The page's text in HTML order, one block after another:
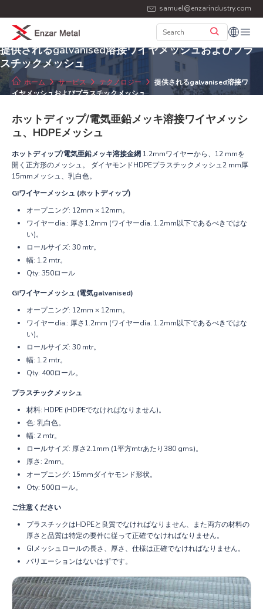
samuel@enzarindustry.com
提供されるgalvanised溶接ワイヤメッシュおよびプラ
スチックメッシュ
ホーム サービス テクノロジー
提供されるgalvanised溶接ワ
イヤメッシュおよびプラスチックメッシュ
ホットディップ/電気亜鉛メッキ溶接ワイヤメッシ
ュ、HDPEメッシュ
ホットディップ/電気亜鉛メッキ溶接金網 1.2mmワイヤーから、12 mmを
開く正方形のメッシュ。 ダイヤモンドHDPEプラスチックメッシュ2 mm厚
15mmメッシュ、乳白色。
GIワイヤーメッシュ (ホットディップ)
オープニング: 12mm × 12mm。
ワイヤーdia.: 厚さ1.2mm (ワイヤーdia. 1.2mm以下であるべきではな
い)。
ロールサイズ: 30 mtr。
幅: 1.2 mtr。
Qty: 350ロール
GIワイヤーメッシュ (電気galvanised)
オープニング: 12mm × 12mm。
ワイヤーdia.: 厚さ1.2mm (ワイヤーdia. 1.2mm以下であるべきではな
い)。
ロールサイズ: 30 mtr。
幅: 1.2 mtr。
Qty: 400ロール。
プラスチックメッシュ
材料: HDPE (HDPEでなければなりません)。
色: 乳白色。
幅: 2 mtr。
ロールサイズ: 厚さ2.1mm (1平方mtrあたり380 gms)。
厚さ: 2mm。
オープニング: 15mmダイヤモンド形状。
Oty: 500ロール。
ご注意ください
プラスチックはHDPEと良質でなければなりません、また両方の材料の
厚さと品質は特定の要件に従って正確でなければなりません。
GIメッシュロールの長さ、厚さ、仕様は正確でなければなりません。
バリエーションはないはずです。